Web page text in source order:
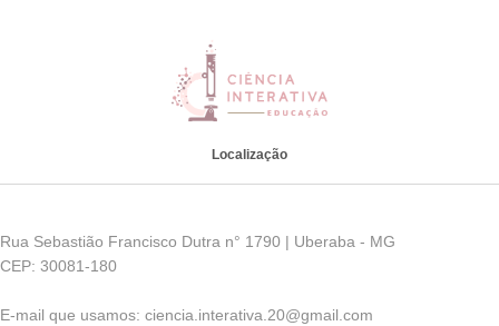
Localização
Rua Sebastião Francisco Dutra n° 1790 | Uberaba - MG
CEP: 30081-180
E-mail que usamos: ciencia.interativa.20@gmail.com